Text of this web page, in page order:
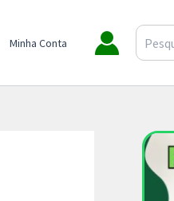
Minha Conta